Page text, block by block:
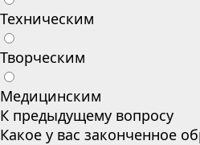
Техническим
Творческим
Медицинским
К предыдущему вопросу
Какое у вас законченное